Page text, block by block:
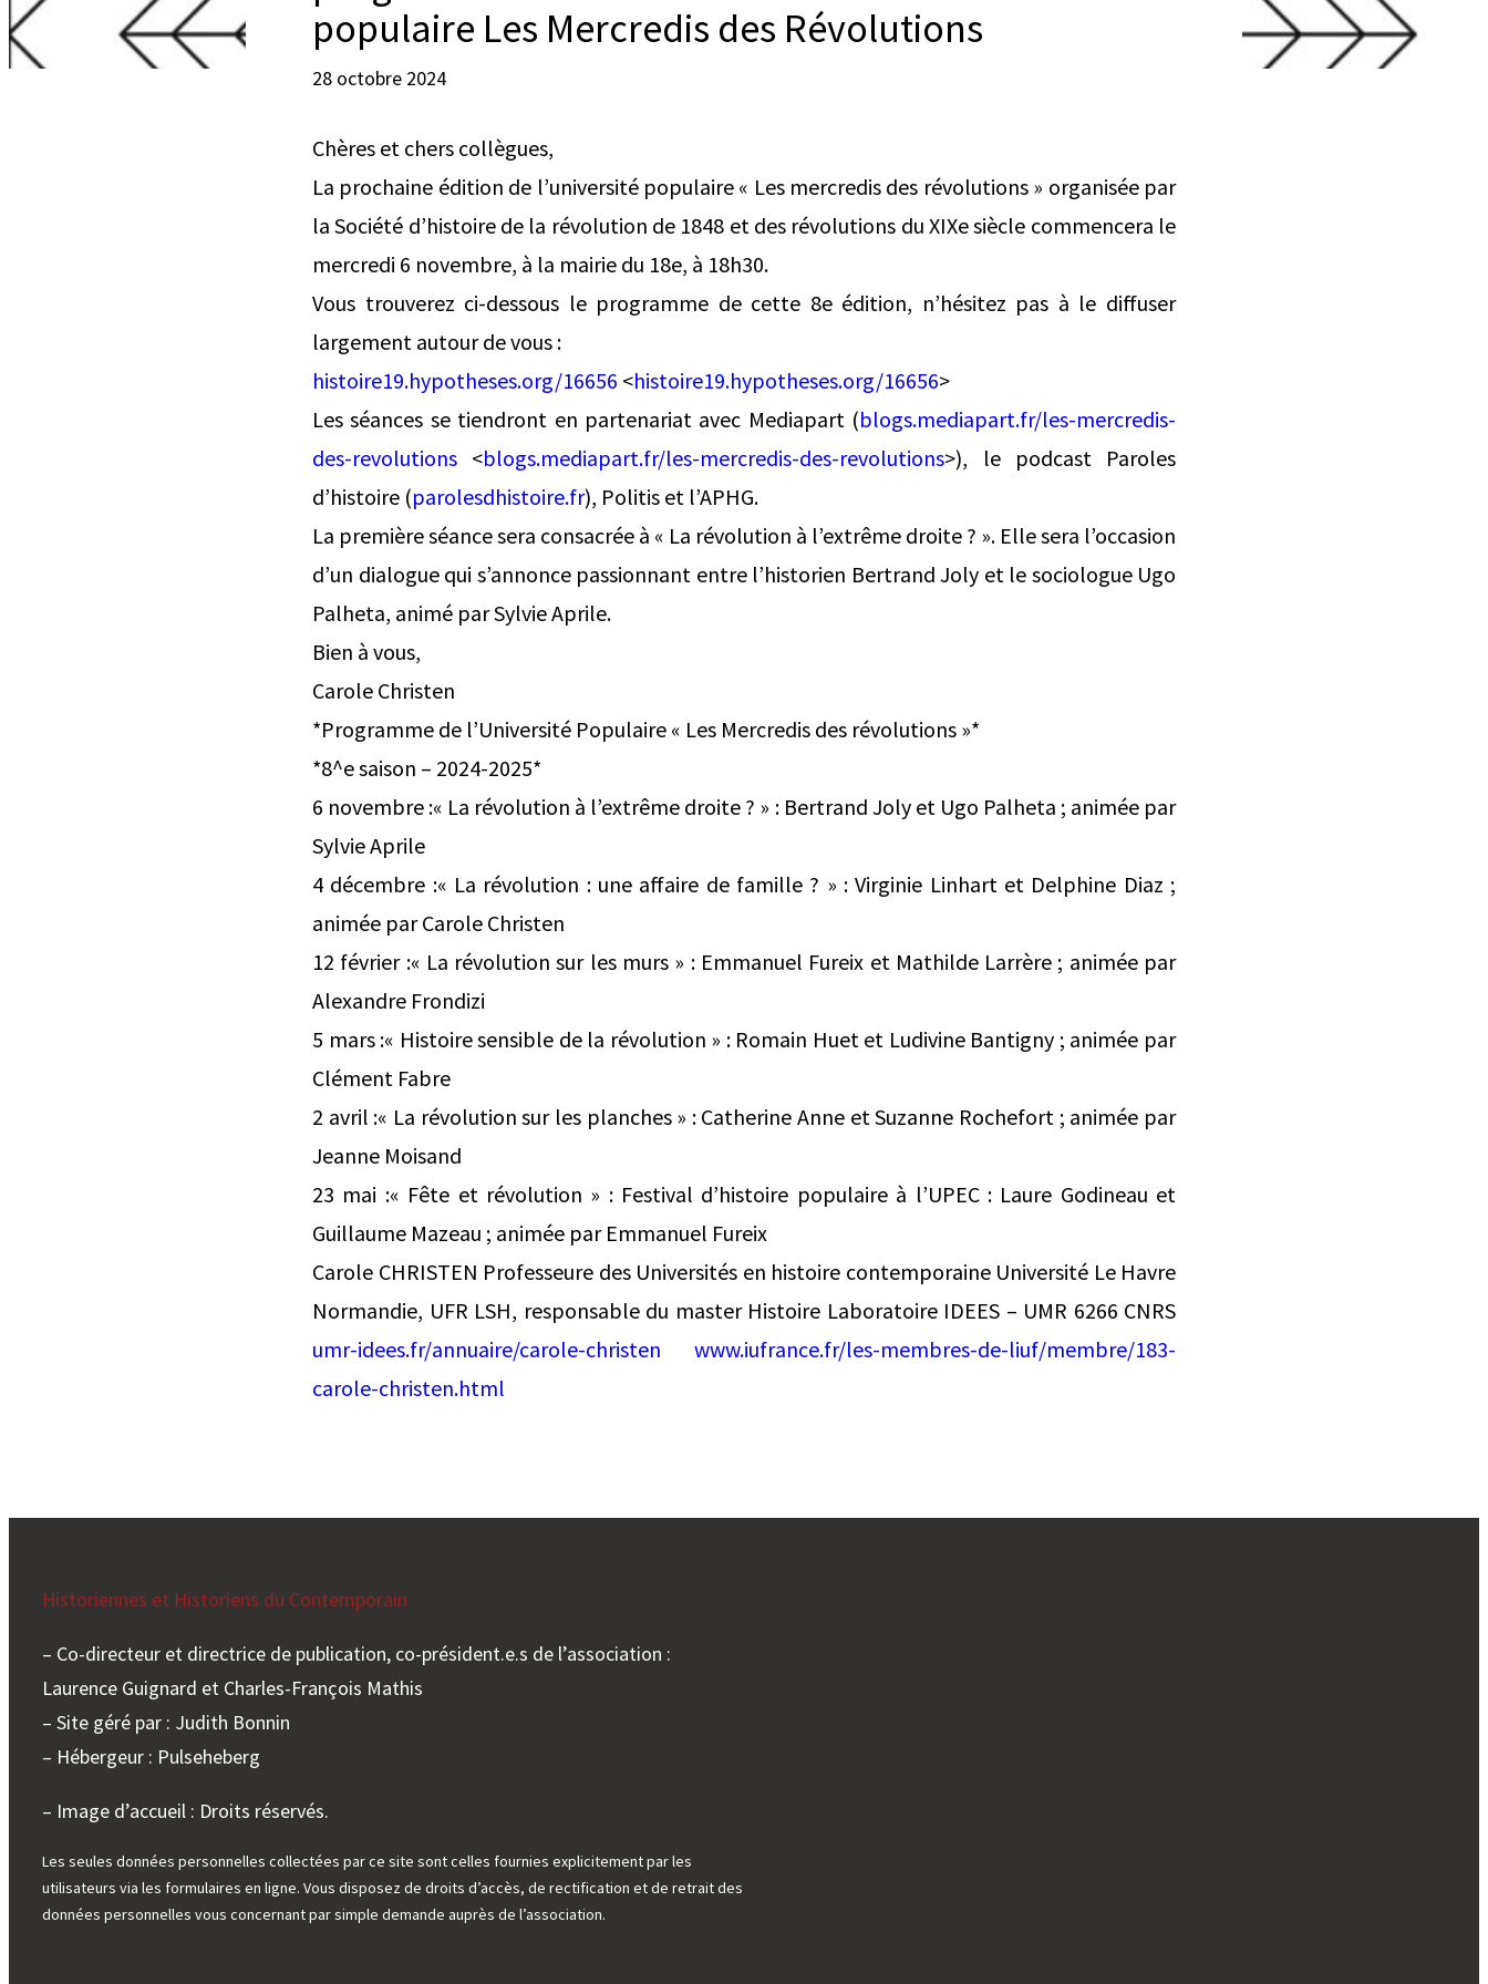
populaire Les Mercredis des Révolutions
28 octobre 2024
Chères et chers collègues,
La prochaine édition de l’université populaire « Les mercredis des révolutions » organisée par
la Société d’histoire de la révolution de 1848 et des révolutions du XIXe siècle commencera le
mercredi 6 novembre, à la mairie du 18e, à 18h30.
Vous trouverez ci-dessous le programme de cette 8e édition, n’hésitez pas à le diffuser
largement autour de vous :
histoire19.hypotheses.org/16656 <histoire19.hypotheses.org/16656>
Les séances se tiendront en partenariat avec Mediapart (blogs.mediapart.fr/les-mercredis-
des-revolutions <blogs.mediapart.fr/les-mercredis-des-revolutions>), le podcast Paroles
d’histoire (parolesdhistoire.fr), Politis et l’APHG.
La première séance sera consacrée à « La révolution à l’extrême droite ? ». Elle sera l’occasion
d’un dialogue qui s’annonce passionnant entre l’historien Bertrand Joly et le sociologue Ugo
Palheta, animé par Sylvie Aprile.
Bien à vous,
Carole Christen
*Programme de l’Université Populaire « Les Mercredis des révolutions »*
*8^e saison – 2024-2025*
6 novembre :« La révolution à l’extrême droite ? » : Bertrand Joly et Ugo Palheta ; animée par
Sylvie Aprile
4 décembre :« La révolution : une affaire de famille ? » : Virginie Linhart et Delphine Diaz ;
animée par Carole Christen
12 février :« La révolution sur les murs » : Emmanuel Fureix et Mathilde Larrère ; animée par
Alexandre Frondizi
5 mars :« Histoire sensible de la révolution » : Romain Huet et Ludivine Bantigny ; animée par
Clément Fabre
2 avril :« La révolution sur les planches » : Catherine Anne et Suzanne Rochefort ; animée par
Jeanne Moisand
23 mai :« Fête et révolution » : Festival d’histoire populaire à l’UPEC : Laure Godineau et
Guillaume Mazeau ; animée par Emmanuel Fureix
Carole CHRISTEN Professeure des Universités en histoire contemporaine Université Le Havre
Normandie, UFR LSH, responsable du master Histoire Laboratoire IDEES – UMR 6266 CNRS
umr-idees.fr/annuaire/carole-christen
www.iufrance.fr/les-membres-de-liuf/membre/183-
carole-christen.html
Historiennes et Historiens du Contemporain
– Co-directeur et directrice de publication, co-président.e.s de l’association :
Laurence Guignard et Charles-François Mathis
– Site géré par : Judith Bonnin
– Hébergeur : Pulseheberg
– Image d’accueil : Droits réservés.
Les seules données personnelles collectées par ce site sont celles fournies explicitement par les
utilisateurs via les formulaires en ligne. Vous disposez de droits d’accès, de rectification et de retrait des
données personnelles vous concernant par simple demande auprès de l’association.